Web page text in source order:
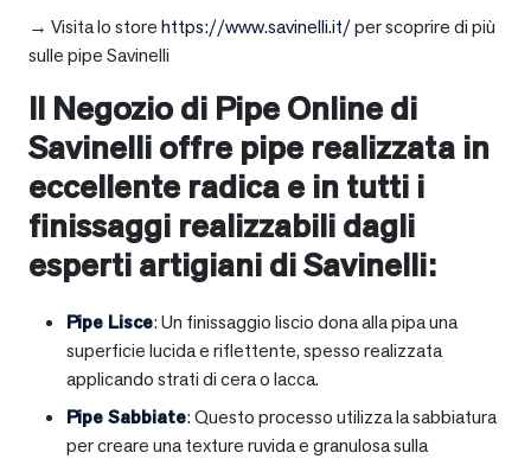
→ Visita lo storehttps://www.savinelli.it/per scoprire di più
sulle pipe Savinelli
Il Negozio di Pipe Online di
Savinelli offre pipe realizzata in
eccellente radica e in tutti i
finissaggi realizzabili dagli
esperti artigiani di Savinelli:
Pipe Lisce: Un finissaggio liscio dona alla pipa una
superficie lucida e riflettente, spesso realizzata
applicando strati di cera o lacca.
Pipe Sabbiate: Questo processo utilizza la sabbiatura
per creare una texture ruvida e granulosa sulla